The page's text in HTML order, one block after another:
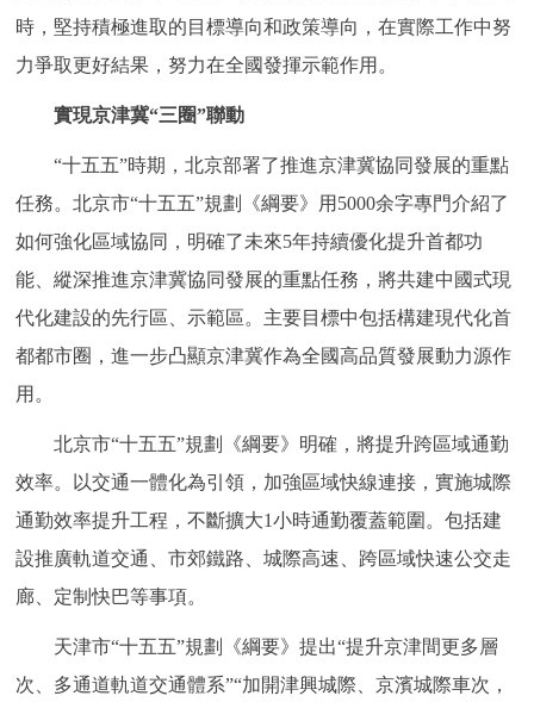
時，堅持積極進取的目標導向和政策導向，在實際工作中努
力爭取更好結果，努力在全國發揮示範作用。
實現京津冀“三圈”聯動
“十五五”時期，北京部署了推進京津冀協同發展的重點
任務。北京市“十五五”規劃《綱要》用5000余字專門介紹了
如何強化區域協同，明確了未來5年持續優化提升首都功
能、縱深推進京津冀協同發展的重點任務，將共建中國式現
代化建設的先行區、示範區。主要目標中包括構建現代化首
都都市圈，進一步凸顯京津冀作為全國高品質發展動力源作
用。
北京市“十五五”規劃《綱要》明確，將提升跨區域通勤
效率。以交通一體化為引領，加強區域快線連接，實施城際
通勤效率提升工程，不斷擴大1小時通勤覆蓋範圍。包括建
設推廣軌道交通、市郊鐵路、城際高速、跨區域快速公交走
廊、定制快巴等事項。
天津市“十五五”規劃《綱要》提出“提升京津間更多層
次、多通道軌道交通體系”“加開津興城際、京濱城際車次，